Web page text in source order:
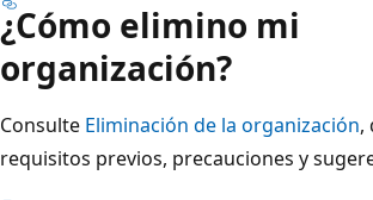
¿Cómo elimino mi
organización?
Consulte Eliminación de la organización,
requisitos previos, precauciones y